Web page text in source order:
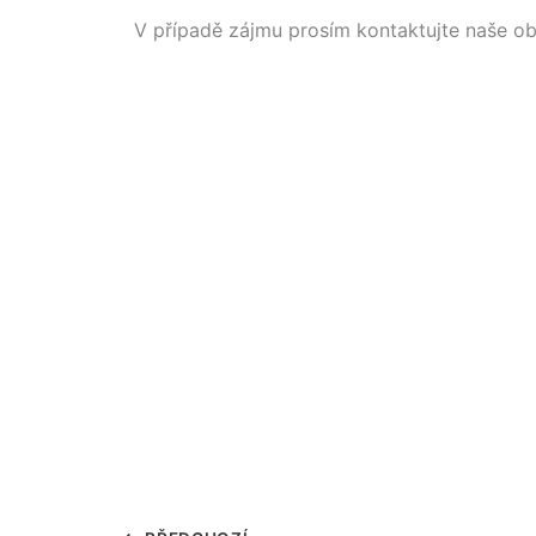
V případě zájmu prosím kontaktujte naše